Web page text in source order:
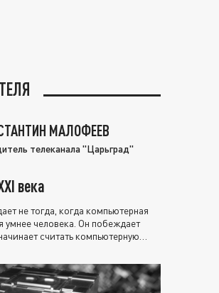
МАЛОФЕЕВ
телеканала "Царьград"
века
не тогда, когда компьютерная
умнее человека. Он побеждает
считать компьютерную